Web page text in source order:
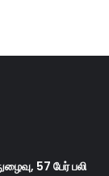
57 பேர் பலி